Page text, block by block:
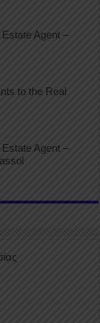
Agent –
to the Real
Agent –